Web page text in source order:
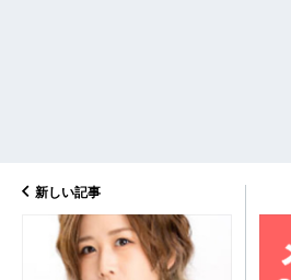
新しい記事